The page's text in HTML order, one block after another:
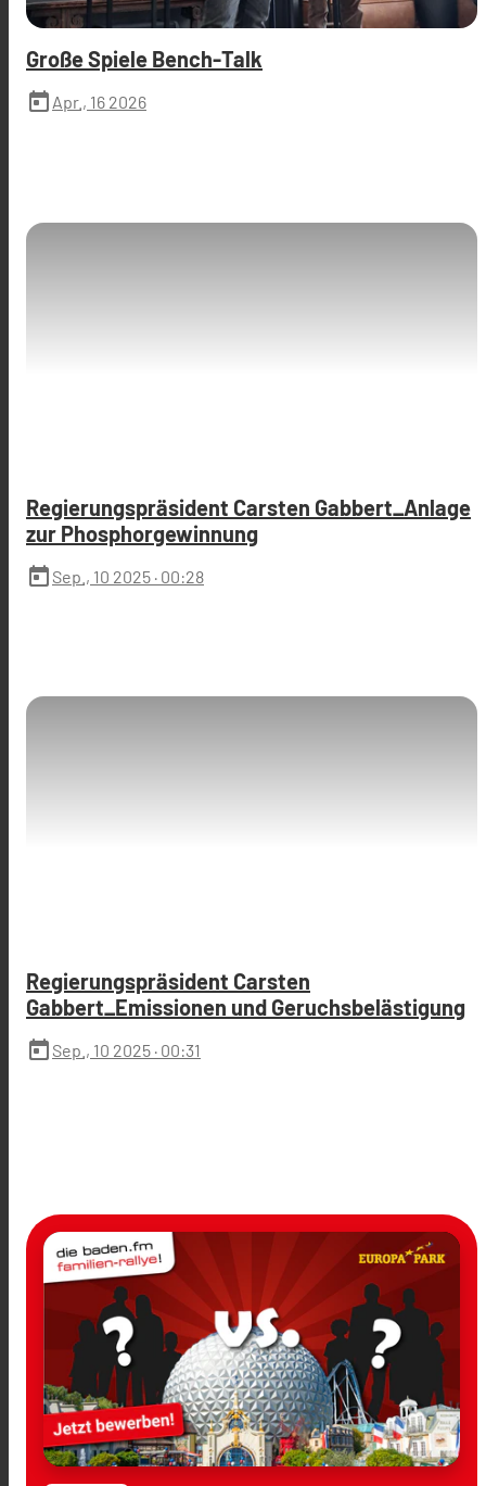
Große Spiele Bench-Talk
today Apr., 16 2026
Regierungspräsident Carsten Gabbert_Anlage
zur Phosphorgewinnung
today Sep., 10 2025 · 00:28
Regierungspräsident Carsten
Gabbert_Emissionen und Geruchsbelästigung
today Sep., 10 2025 · 00:31